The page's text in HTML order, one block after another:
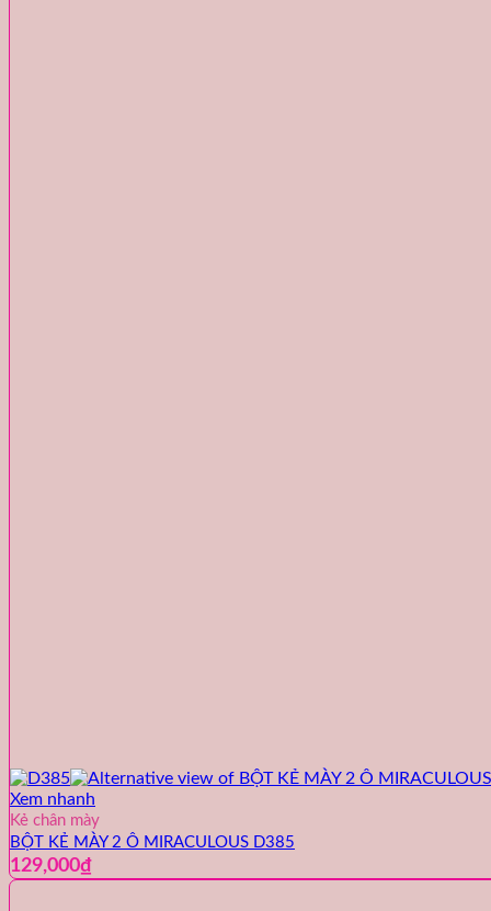
Xem nhanh
Kẻ chân mày
BỘT KẺ MÀY 2 Ô MIRACULOUS D385
129,000₫